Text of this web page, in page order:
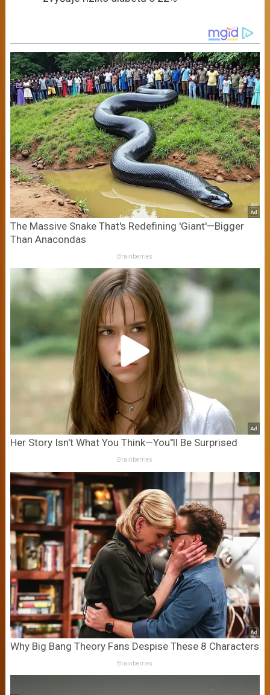
The Massive Snake That's Redefining 'Giant'—Bigger
Than Anacondas
Brainberries
Her Story Isn't What You Think—You''ll Be Surprised
Brainberries
Why Big Bang Theory Fans Despise These 8 Characters
Brainberries